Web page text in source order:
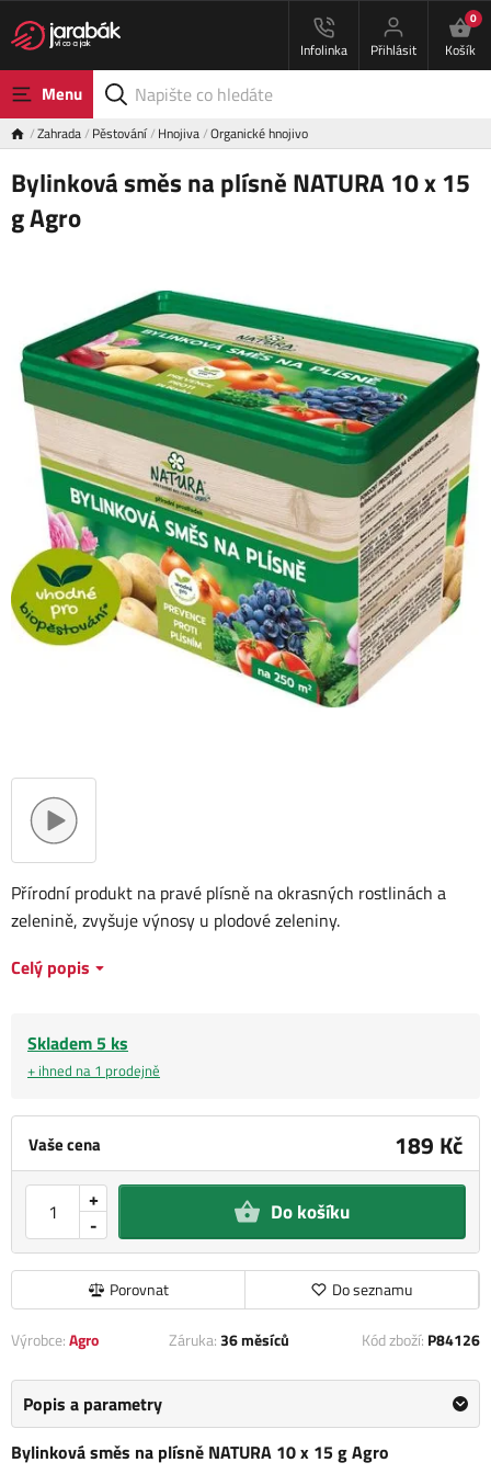
Infolinka Přihlásit
0
Košík
Menu
Zahrada Pěstování Hnojiva Organické hnojivo
Bylinková směs na plísně NATURA 10 x 15
g Agro
Vaše cena 189 Kč
-
+ Do košíku
Porovnat Do seznamu
Přírodní produkt na pravé plísně na okrasných rostlinách a
zelenině, zvyšuje výnosy u plodové zeleniny.
Celý popis
Skladem 5 ks
+ ihned na 1 prodejně
Výrobce:Agro Záruka:36 měsíců Kód zboží: P84126
Popis a parametry
Bylinková směs na plísně NATURA 10 x 15 g Agro